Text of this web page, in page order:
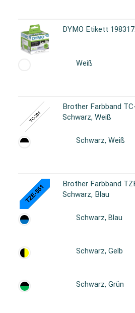
DYMO Etikett
Weiß
Brother Farbband
Schwarz, Weiß
Schwarz, Weiß
Brother Farbband
Schwarz, Blau
Schwarz, Blau
Schwarz, Gelb
Schwarz, Grün